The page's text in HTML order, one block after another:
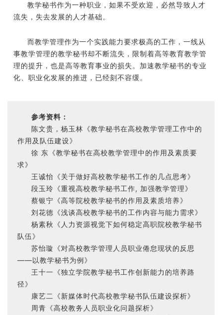
教学秘书作为一种职业，如果不受欢迎，必然导致人才
流失，失去发展的人才基础。
而教学管理作为一个实践能力要求极高的工作，一线从
事教学管理的教学秘书却不断流失，限制着高等教育教学管
理的提升，也是高等教育事业的损失。加速教学秘书的专业
化、职业化发展的推进，已经刻不容缓。
参考资料：
陈文贵，杨玉林《教学秘书在高校教学管理工作中的
作用及队伍建设》
徐 东《教学秘书在高校教学管理中的作用及素质要
求》
王诚怡《关于做好高校教学秘书工作的几点思考》
段玉玲《重视高校教学秘书工作, 加强教学管理》
蔡银宁《高等院校教学秘书的作用及素质培养》
刘花德《浅谈高校教学秘书的工作内容与能力需求》
杨素秋《人力资源视觉下如何稳定高职院校教学秘书
队伍》
苏怡璇《对高校教学管理人员职业倦怠现状的反思
——以教学秘书为例》
王十一《独立学院教学秘书工作创新能力的培养路
径》
康艺二《新媒体时代高校教学秘书队伍建设探析》
周青《高校教务人员职业化问题探析》